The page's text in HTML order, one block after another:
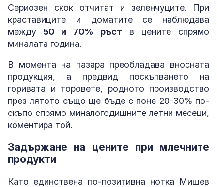
Сериозен скок отчитат и зеленчуците. При
краставиците и доматите се наблюдава
между 50 и 70% ръст в цените спрямо
миналата година.
В момента на пазара преобладава вносната
продукция, а предвид поскъпването на
горивата и торовете, родното производство
през лятото също ще бъде с поне 20-30% по-
скъпо спрямо миналогодишните летни месеци,
коментира той.
Задържане на цените при млечните
продукти
Като единствена по-позитивна нотка Мишев